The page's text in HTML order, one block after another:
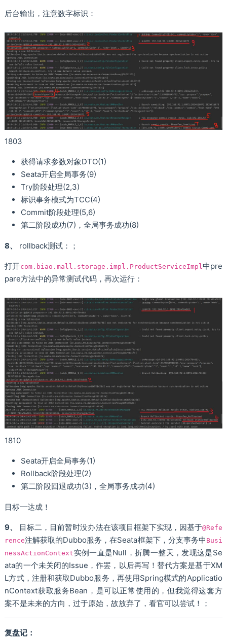
后台输出，注意数字标识：
1803
获得请求参数对象DTO(1)
Seata开启全局事务(9)
Try阶段处理(2,3)
标识事务模式为TCC(4)
Commit阶段处理(5,6)
第二阶段成功(7)，全局事务成功(8)
8、 rollback测试：；
打开com.biao.mall.storage.impl.ProductServiceImpl 中pre
pare方法中的异常测试代码，再次运行：
1810
Seata开启全局事务(1)
Rollback阶段处理(2)
第二阶段回退成功(3)，全局事务成功(4)
目标一达成！
9、 目标二，目前暂时没办法在该项目框架下实现，因基于@Refe
rence注解获取的Dubbo服务，在Seata框架下，分支事务中 Busi
nessActionContext 实例一直是Null，折腾一整天，发现这是Se
ata的一个未关闭的Issue，作罢，以后再写！替代方案是基于XM
L方式，注册和获取Dubbo服务，再使用Spring模式的Applicatio
nContext获取服务Bean，是可以正常使用的，但我觉得这套方
案不是未来的方向，过于原始，故放弃了，看官可以尝试！；
复盘记：